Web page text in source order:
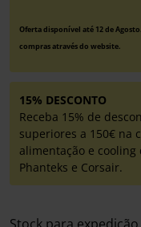
Oferta disponível até 12 de
compras através do website.
15% DESCONTO
Receba 15% de
superiores a 150€ na
alimentação e cooling
Phanteks e Corsair.